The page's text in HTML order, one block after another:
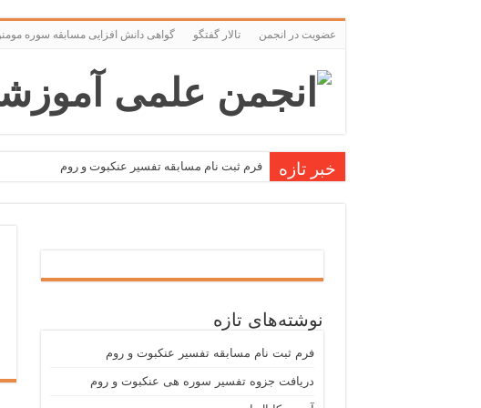
عضویت در انجمن تالار گفتگو گواهی دانش افزایی مسابقه سوره
خبر تازه فرم ثبت نام مسابقه تفسیر عنکبوت و روم
نوشته‌های تازه
فرم ثبت نام مسابقه تفسیر عنکبوت و روم
دریافت جزوه تفسیر سوره هی عنکبوت و روم